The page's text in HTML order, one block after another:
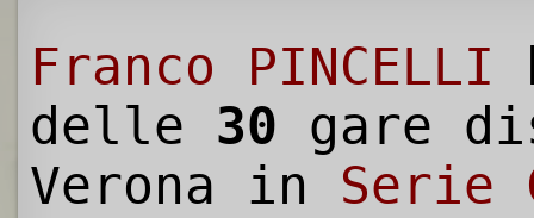
Franco PINCELLI
delle 30 gare
Verona in Serie